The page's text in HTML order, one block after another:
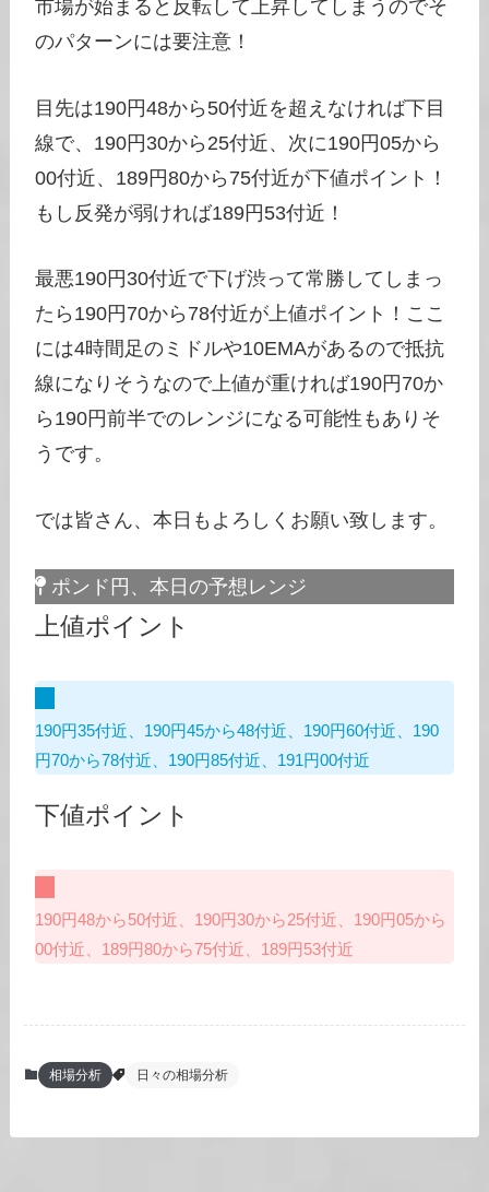
市場が始まると反転して上昇してしまうのでそ
のパターンには要注意！
目先は190円48から50付近を超えなければ下目
線で、190円30から25付近、次に190円05から
00付近、189円80から75付近が下値ポイント！
もし反発が弱ければ189円53付近！
最悪190円30付近で下げ渋って常勝してしまっ
たら190円70から78付近が上値ポイント！ここ
には4時間足のミドルや10EMAがあるので抵抗
線になりそうなので上値が重ければ190円70か
ら190円前半でのレンジになる可能性もありそ
うです。
では皆さん、本日もよろしくお願い致します。
ポンド円、本日の予想レンジ
上値ポイント
190円35付近、190円45から48付近、190円60付近、190
円70から78付近、190円85付近、191円00付近
下値ポイント
190円48から50付近、190円30から25付近、190円05から
00付近、189円80から75付近、189円53付近
相場分析 日々の相場分析